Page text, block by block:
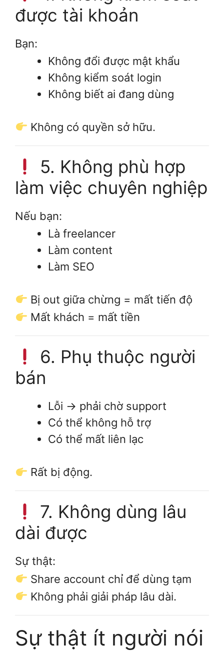
được tài khoản
Bạn:
Không đổi được mật khẩu
Không kiểm soát login
Không biết ai đang dùng
Không có quyền sở hữu.
5. Không phù hợp
làm việc chuyên nghiệp
Nếu bạn:
Là freelancer
Làm content
Làm SEO
Bị out giữa chừng = mất tiến độ
Mất khách = mất tiền
6. Phụ thuộc người
bán
Lỗi → phải chờ support
Có thể không hỗ trợ
Có thể mất liên lạc
Rất bị động.
7. Không dùng lâu
dài được
Sự thật:
Share account chỉ để dùng tạm
Không phải giải pháp lâu dài.
Sự thật ít người nói